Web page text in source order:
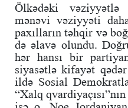
Ölkədəki
mənəvi vəziyyəti
paxılların təhqir və
də əlavə olundu.
hər hansı bir
siyasətlə kifayət
ildə Sosial
“Xalq